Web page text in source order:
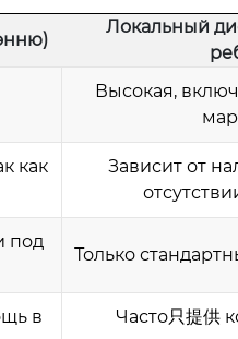
Локальный
Высокая,
как
Зависит от
под
Только
в
Часто只提供